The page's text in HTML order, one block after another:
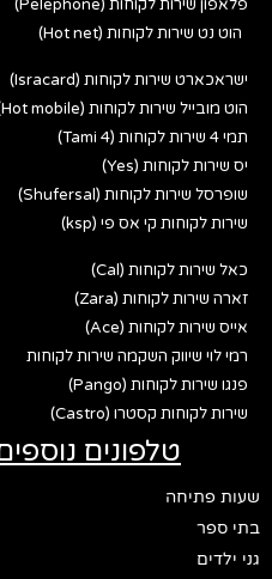
פלאפון שירות לקוחות (Pelephone)
הוט נט שירות לקוחות (Hot net)
ישראכארט שירות לקוחות (Isracard)
הוט מובייל שירות לקוחות (Hot mobile)
תמי 4 שירות לקוחות (Tami 4)
יס שירות לקוחות (Yes)
שופרסל שירות לקוחות (Shufersal)
שירות לקוחות קי אס פי (ksp)
כאל שירות לקוחות (Cal)
זארה שירות לקוחות (Zara)
אייס שירות לקוחות (Ace)
רמי לוי שיווק השקמה שירות לקוחות
פנגו שירות לקוחות (Pango)
שירות לקוחות קסטרו (Castro)
טלפונים
שעות פתיחה
בתי ספר
גני ילדים